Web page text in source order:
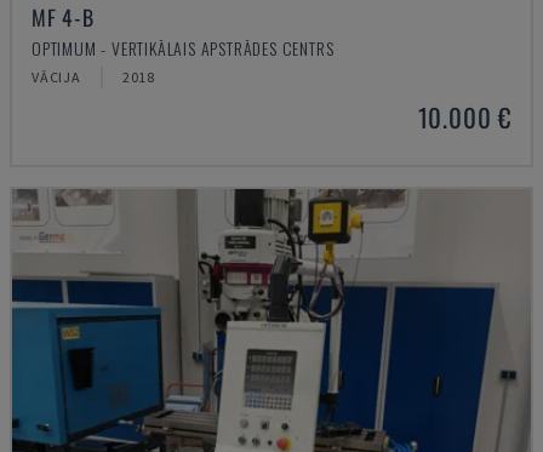
MF 4-B
OPTIMUM - VERTIKĀLAIS APSTRĀDES CENTRS
VĀCIJA 2018
10.000 €